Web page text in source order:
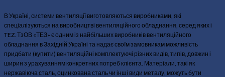
В Україні, системи вентиляції виготовляються виробниками, які
спеціалізуються на виробництві вентиляційного обладнання, серед яких і
TEZ. ТзОВ «ТЕЗ» є одним із найбільших виробників вентиляційного
обладнання в Західній Україні та надає своїм замовникам можливість
придбати (купити) вентиляційні комплектуючі різних видів, типів, довжин і
ширин з урахуванням конкретних потреб клієнта. Матеріали, такі як
нержавіюча сталь, оцинкована сталь чи інші види металу, можуть бути